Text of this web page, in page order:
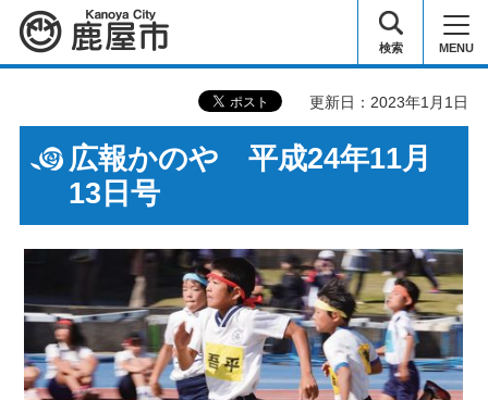
鹿屋市 検索 MENU
更新日：2023年1月1日
広報かのや 平成24年11月
13日号